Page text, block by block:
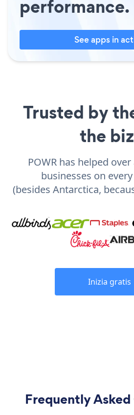
performance.
See apps in
Trusted by
the
POWR has helped
businesses on
(besides Antarctica,
Inizia gratis
Frequently